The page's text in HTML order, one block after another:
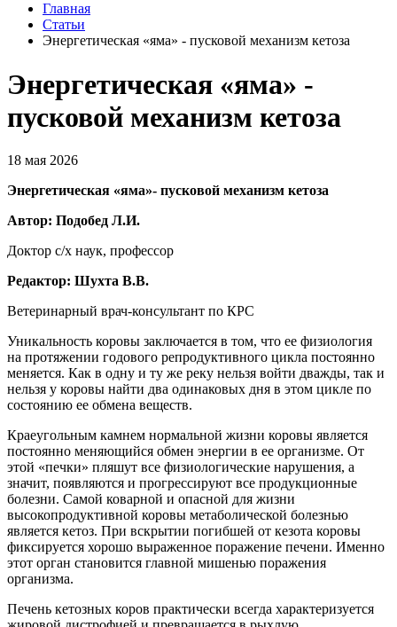
Главная
Статьи
Энергетическая «яма» - пусковой механизм кетоза
Энергетическая «яма» -
пусковой механизм кетоза
18 мая 2026
Энергетическая «яма»- пусковой механизм кетоза
Автор: Подобед Л.И.
Доктор с/х наук, профессор
Редактор: Шухта В.В.
Ветеринарный врач‑консультант по КРС
Уникальность коровы заключается в том, что ее физиология
на протяжении годового репродуктивного цикла постоянно
меняется. Как в одну и ту же реку нельзя войти дважды, так и
нельзя у коровы найти два одинаковых дня в этом цикле по
состоянию ее обмена веществ.
Краеугольным камнем нормальной жизни коровы является
постоянно меняющийся обмен энергии в ее организме. От
этой «печки» пляшут все физиологические нарушения, а
значит, появляются и прогрессируют все продукционные
болезни. Самой коварной и опасной для жизни
высокопродуктивной коровы метаболической болезнью
является кетоз. При вскрытии погибшей от кезота коровы
фиксируется хорошо выраженное поражение печени. Именно
этот орган становится главной мишенью поражения
организма.
Печень кетозных коров практически всегда характеризуется